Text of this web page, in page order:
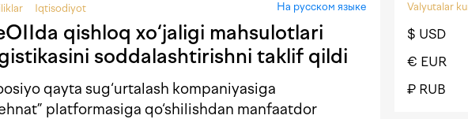
Iqtisodiyot На русском языке
qishloq xo‘jaligi mahsulotlari
soddalashtirishni taklif qildi
qayta sug‘urtalash kompaniyasiga
platformasiga qo‘shilishdan manfaatdor
Valyutalar
$ USD
€ EUR
₽ RUB